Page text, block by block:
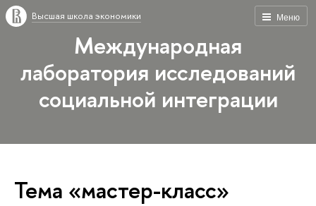
Меню
Высшая школа экономики
Международная
лаборатория исследований
социальной интеграции
Тема «мастер-класс»